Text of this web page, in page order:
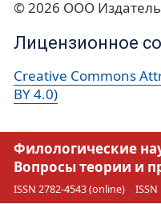
© 2026 ООО
Лицензионное
Creative Commons
BY 4.0)
Филологические
Вопросы теории и
ISSN 2782-4543 (online)